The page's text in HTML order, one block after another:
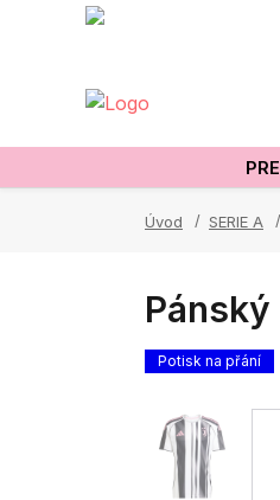
Úvod SERIE A
Potisk na přání